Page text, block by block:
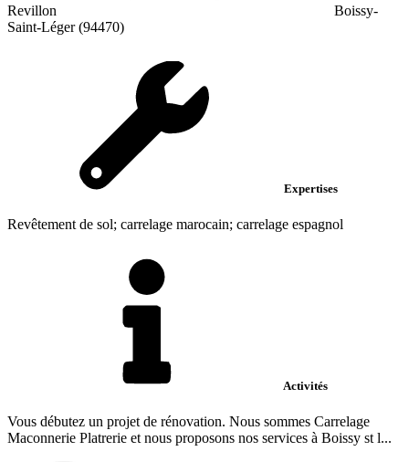
Revillon
Boissy-
Saint-Léger (94470)
Expertises
Revêtement de sol; carrelage marocain; carrelage espagnol
Activités
Vous débutez un projet de rénovation. Nous sommes Carrelage
Maconnerie Platrerie et nous proposons nos services à Boissy st l...